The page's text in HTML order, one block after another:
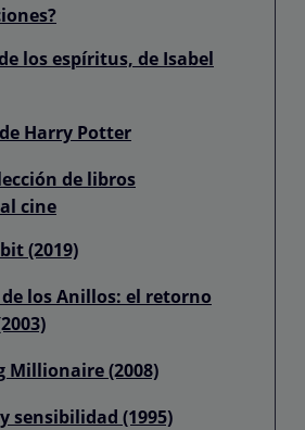
los espíritus, de Isabel
Harry Potter
de libros
cine
(2019)
de los Anillos: el retorno
Millionaire (2008)
sensibilidad (1995)